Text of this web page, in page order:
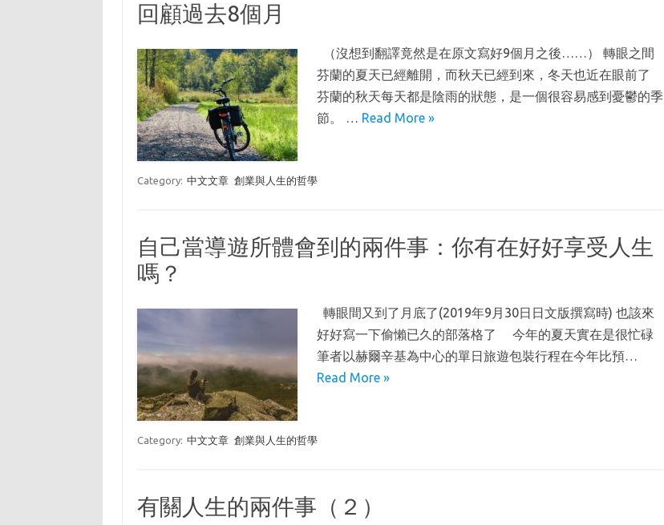
回顧過去8個月
（沒想到翻譯竟然是在原文寫好9個月之後……） 轉眼之間
芬蘭的夏天已經離開，而秋天已經到來，冬天也近在眼前了
芬蘭的秋天每天都是陰雨的狀態，是一個很容易感到憂鬱的季
節。 … Read More »
Category: 中文文章 創業與人生的哲學
自己當導遊所體會到的兩件事：你有在好好享受人生
嗎？
轉眼間又到了月底了(2019年9月30日日文版撰寫時) 也該來
好好寫一下偷懶已久的部落格了 今年的夏天實在是很忙碌
筆者以赫爾辛基為中心的單日旅遊包裝行程在今年比預…
Read More »
Category: 中文文章 創業與人生的哲學
有關人生的兩件事（２）